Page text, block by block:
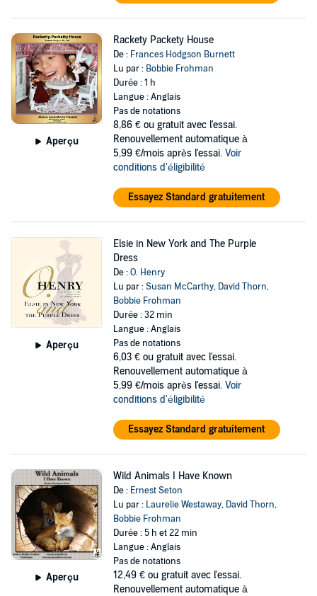
Aperçu
Rackety Packety House
De : Frances Hodgson Burnett
Lu par : Bobbie Frohman
Durée : 1 h
Langue : Anglais
Pas de notations
8,86 € ou gratuit avec l'essai.
Renouvellement automatique à
5,99 €/mois après l'essai. Voir
conditions d'éligibilité
Essayez Standard gratuitement
Aperçu
Elsie in New York and The Purple
Dress
De :O. Henry
Lu par :Susan McCarthy, David Thorn,
Bobbie Frohman
Durée : 32 min
Langue : Anglais
Pas de notations
6,03 € ou gratuit avec l'essai.
Renouvellement automatique à
5,99 €/mois après l'essai. Voir
conditions d'éligibilité
Essayez Standard gratuitement
Aperçu
Wild Animals I Have Known
De : Ernest Seton
Lu par : Laurelie Westaway, David Thorn,
Bobbie Frohman
Durée : 5 h et 22 min
Langue : Anglais
Pas de notations
12,49 € ou gratuit avec l'essai.
Renouvellement automatique à